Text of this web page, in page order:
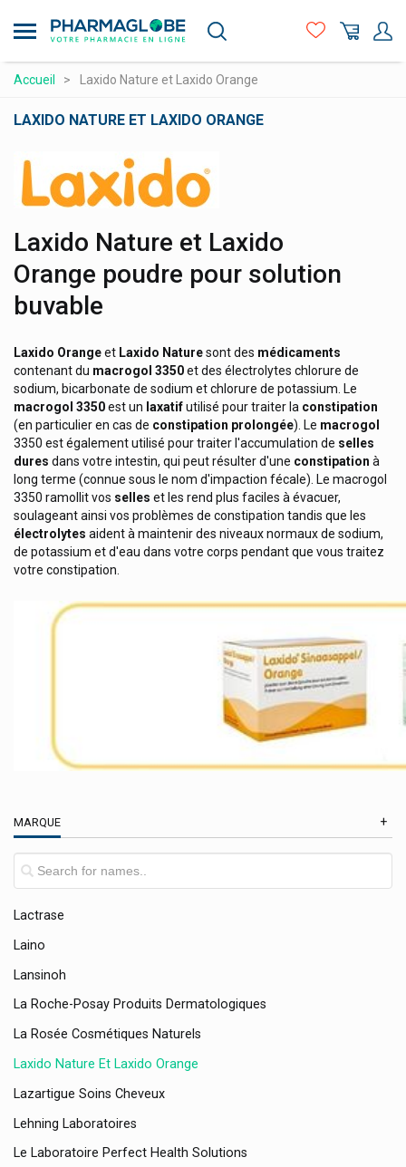
au
principal
Compléments alimentaires
Matériel médical et premiers soins
Médicaments et santé
Minceur et Sport
Naturopathie
Orthopédie et contention
Produits vétérinaires
Vitamines et alimentation
Accueil Laxido Nature et Laxido Orange
LAXIDO NATURE ET LAXIDO ORANGE
Logo
Laxido Nature et Laxido
Orange poudre pour solution
buvable
Laxido Orangeet Laxido Naturesont des médicaments
contenant du macrogol 3350et des électrolytes chlorure de
sodium, bicarbonate de sodium et chlorure de potassium. Le
macrogol 3350est un laxatifutilisé pour traiter la constipation
(en particulier en cas de constipation prolongée). Le macrogol
3350 est également utilisé pour traiter l'accumulation de selles
dures dans votre intestin, qui peut résulter d'une constipation à
long terme (connue sous le nom d'impaction fécale). Le macrogol
3350 ramollit vos selles et les rend plus faciles à évacuer,
soulageant ainsi vos problèmes de constipation tandis que les
électrolytes aident à maintenir des niveaux normaux de sodium,
de potassium et d'eau dans votre corps pendant que vous traitez
votre constipation.
MARQUE
Kytta
Labcatal
Labo Life
Laboratoire Dissolvurol
Laboratoire Lescuyer
Laboratoire Monin Chanteaud
Laboratoire Pharmastra
Laboratoire Phytolor
Laboratoires Genevrier
Laboratoires Grimberg
Laboratoires Iprad
Laboratoires Lierac Produits / Lierac Visage Et Corps
Laboratoires Mayoly Spindler
Laboratoires Mercurochrome
Laboratoires Santinov
Laboratoires Sterop
Laboratoires Théa
Lab Series
La Chênaie Du Chêne À La Cosmétique
Lactacyd Hygiène Intime
Lacteol
Lactrase
Laino
Lansinoh
La Roche-Posay Produits Dermatologiques
La Rosée Cosmétiques Naturels
Laxido Nature Et Laxido Orange
Lazartigue Soins Cheveux
Lehning Laboratoires
Le Laboratoire Perfect Health Solutions